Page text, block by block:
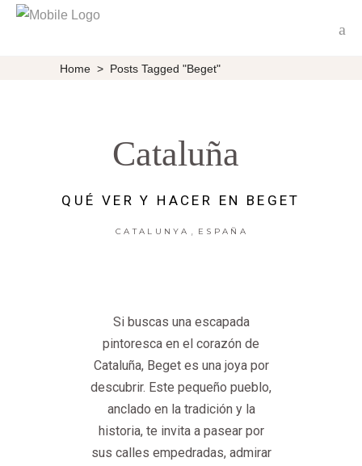
Home > Posts Tagged "Beget"
Cataluña
QUÉ VER Y HACER EN BEGET
CATALUNYA , ESPAÑA
Si buscas una escapada
pintoresca en el corazón de
Cataluña, Beget es una joya por
descubrir. Este pequeño pueblo,
anclado en la tradición y la
historia, te invita a pasear por
sus calles empedradas, admirar